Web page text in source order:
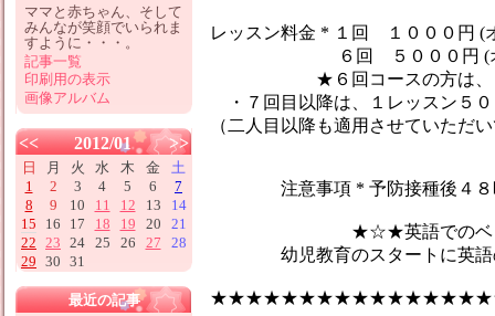
レッスン料金 * １回 １０００円 (
６回 ５０００円 (オイ
★６回コースの方は、１レ
・７回目以降は、１レッスン５
（二人目以降も適用させていただ
注意事項 * 予防接種後４８時
★☆★英語でのベビーマ
幼児教育のスタートに英語の
ママと赤ちゃん、そして
みんなが笑顔でいられま
すように・・・。
記事一覧
印刷用の表示
画像アルバム
<< 2012/01 >>
日 月 火 水 木 金
土
1
2 3 4 5 6
7
8
9 10 11 12 13
14
15
16 17 18 19 20
21
22
23 24 25 26 27
28
29 30 31
最近の記事